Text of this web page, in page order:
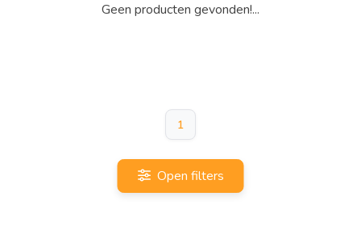
Geen producten gevonden!...
1
Open filters